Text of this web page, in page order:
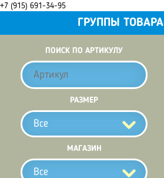
+7 (915) 691-34-95
ГРУППЫ ТОВАРА
ПОИСК ПО АРТИКУЛУ
РАЗМЕР
Все
МАГАЗИН
Все